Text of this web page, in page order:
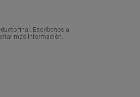
final. Escríbenos a
más información.